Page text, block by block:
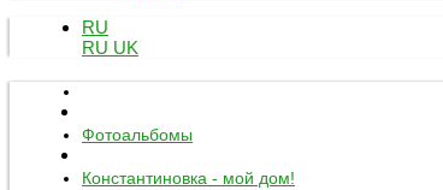
RU
RU UK
Фотоальбомы
Константиновка - мой дом!